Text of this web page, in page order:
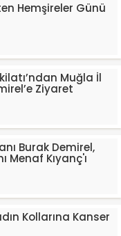
Hemşireler Günü
Muğla İl
Ziyaret
Burak Demirel,
Menaf Kıyanç'ı
Kollarına Kanser